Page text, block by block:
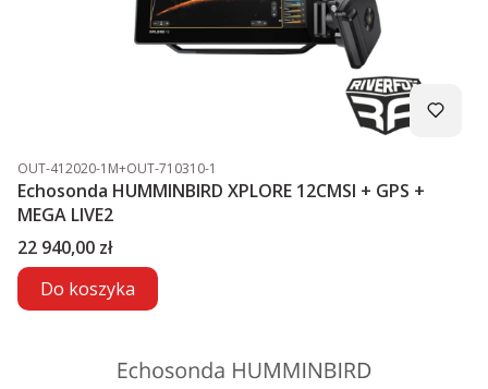
Kod produktu
OUT-412020-1M+OUT-710310-1
Echosonda HUMMINBIRD XPLORE 12CMSI + GPS +
MEGA LIVE2
Cena
22 940,00 zł
Do koszyka